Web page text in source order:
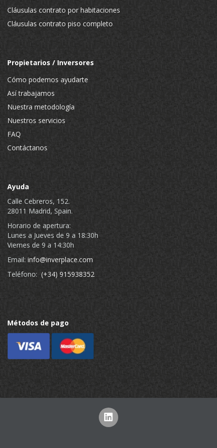
Cláusulas contrato por habitaciones
Cláusulas contrato piso completo
Propietarios / Inversores
Cómo podemos ayudarte
Así trabajamos
Nuestra metodología
Nuestros servicios
FAQ
Contáctanos
Ayuda
Calle Cebreros, 152.
28011 Madrid, Spain.
Horario de apertura:
Lunes a Jueves de 9 a 18:30h
Viernes de 9 a 14:30h
Email: info@inverplace.com
Teléfono: (+34) 915938352
Métodos de pago